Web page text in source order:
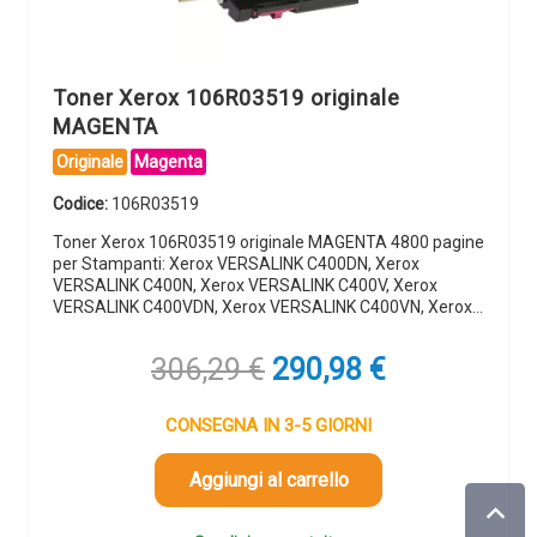
Toner Xerox 106R03519 originale
MAGENTA
Originale Magenta
Codice: 106R03519
Toner Xerox 106R03519 originale MAGENTA 4800 pagine
per Stampanti: Xerox VERSALINK C400DN, Xerox
VERSALINK C400N, Xerox VERSALINK C400V, Xerox
VERSALINK C400VDN, Xerox VERSALINK C400VN, Xerox…
306,29€ Il
prezzo
originale
era:
306,29 €.
290,98 €Il
290,98 €.
CONSEGNA IN 3-5 GIORNI
Aggiungi al carrello